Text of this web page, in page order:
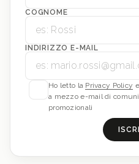
COGNOME
INDIRIZZO E-MAIL
Ho letto la Privacy Policy
a mezzo e-mail di
promozionali